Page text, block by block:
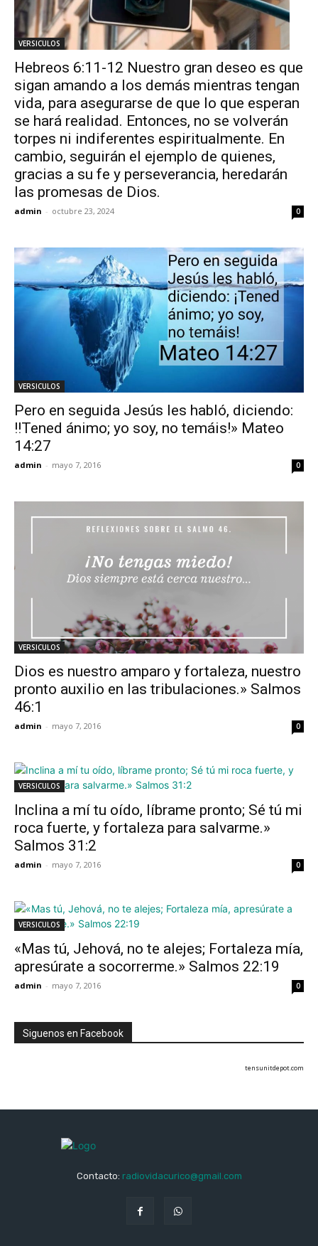
VERSICULOS
Hebreos 6:11-12 Nuestro gran deseo es que
sigan amando a los demás mientras tengan
vida, para asegurarse de que lo que esperan
se hará realidad. Entonces, no se volverán
torpes ni indiferentes espiritualmente. En
cambio, seguirán el ejemplo de quienes,
gracias a su fe y perseverancia, heredarán
las promesas de Dios.
admin - octubre 23, 2024 0
VERSICULOS
Pero en seguida Jesús les habló, diciendo:
!!Tened ánimo; yo soy, no temáis!» Mateo
14:27
admin - mayo 7, 2016 0
VERSICULOS
Dios es nuestro amparo y fortaleza, nuestro
pronto auxilio en las tribulaciones.» Salmos
46:1
admin - mayo 7, 2016 0
VERSICULOS
Inclina a mí tu oído, líbrame pronto; Sé tú mi
roca fuerte, y fortaleza para salvarme.»
Salmos 31:2
admin - mayo 7, 2016 0
VERSICULOS
«Mas tú, Jehová, no te alejes; Fortaleza mía,
apresúrate a socorrerme.» Salmos 22:19
admin - mayo 7, 2016 0
Siguenos en Facebook
tensunitdepot.com
Contacto: radiovidacurico@gmail.com